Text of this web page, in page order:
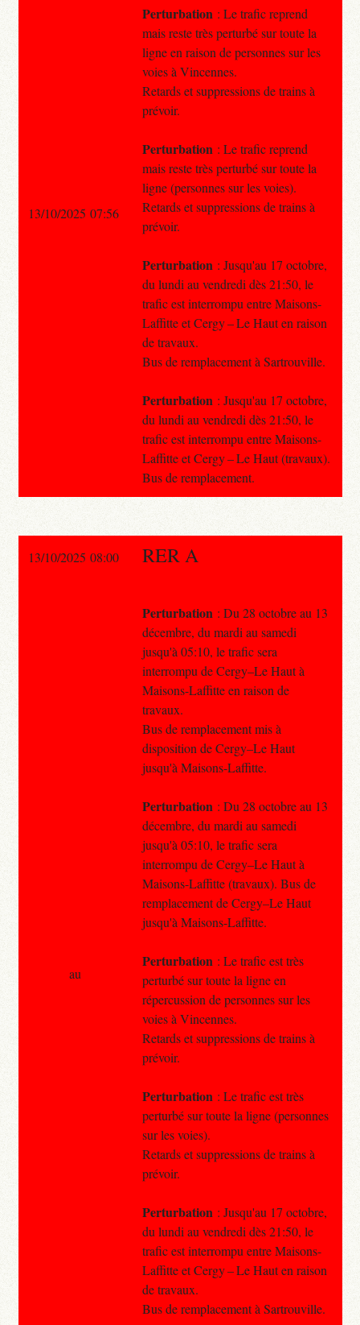
Perturbation : Le trafic reprend
mais reste très perturbé sur toute la
ligne en raison de personnes sur les
voies à Vincennes.
Retards et suppressions de trains à
prévoir.
Perturbation : Le trafic reprend
mais reste très perturbé sur toute la
ligne (personnes sur les voies).
Retards et suppressions de trains à
prévoir.
Perturbation : Jusqu'au 17 octobre,
du lundi au vendredi dès 21:50, le
trafic est interrompu entre Maisons-
Laffitte et Cergy – Le Haut en raison
de travaux.
Bus de remplacement à Sartrouville.
Perturbation : Jusqu'au 17 octobre,
du lundi au vendredi dès 21:50, le
trafic est interrompu entre Maisons-
Laffitte et Cergy – Le Haut (travaux).
Bus de remplacement.
13/10/2025 07:56
13/10/2025 08:00 RER A
Perturbation : Du 28 octobre au 13
décembre, du mardi au samedi
jusqu'à 05:10, le trafic sera
interrompu de Cergy–Le Haut à
Maisons-Laffitte en raison de
travaux.
Bus de remplacement mis à
disposition de Cergy–Le Haut
jusqu'à Maisons-Laffitte.
Perturbation : Du 28 octobre au 13
décembre, du mardi au samedi
jusqu'à 05:10, le trafic sera
interrompu de Cergy–Le Haut à
Maisons-Laffitte (travaux). Bus de
remplacement de Cergy–Le Haut
jusqu'à Maisons-Laffitte.
Perturbation : Le trafic est très
perturbé sur toute la ligne en
répercussion de personnes sur les
voies à Vincennes.
Retards et suppressions de trains à
prévoir.
Perturbation : Le trafic est très
perturbé sur toute la ligne (personnes
sur les voies).
Retards et suppressions de trains à
prévoir.
Perturbation : Jusqu'au 17 octobre,
du lundi au vendredi dès 21:50, le
trafic est interrompu entre Maisons-
Laffitte et Cergy – Le Haut en raison
de travaux.
Bus de remplacement à Sartrouville.
au